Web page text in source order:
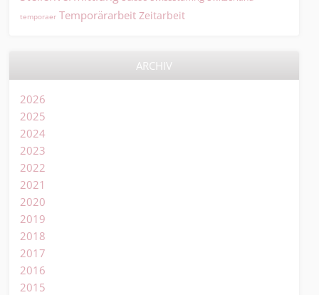
temporaer Temporärarbeit Zeitarbeit
ARCHIV
2026
2025
2024
2023
2022
2021
2020
2019
2018
2017
2016
2015